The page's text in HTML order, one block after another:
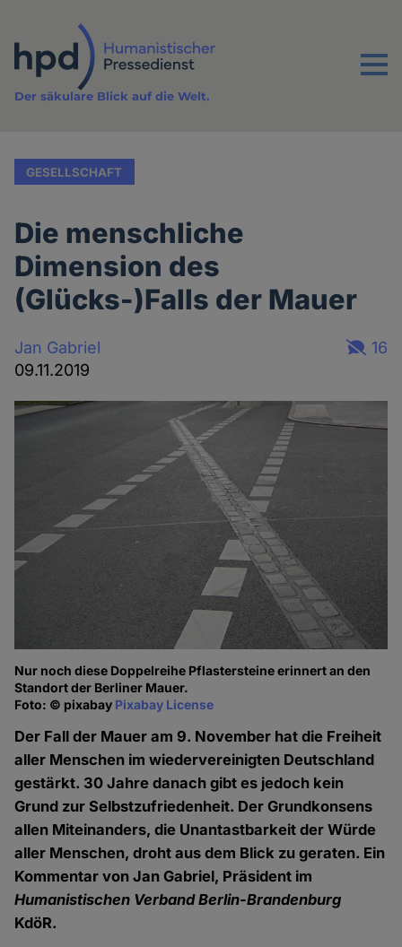
Inhalt
Menu
Der säkulare Blick auf die Welt.
GESELLSCHAFT
Die menschliche
Dimension des
(Glücks-)Falls der Mauer
Jan Gabriel
09.11.2019
16
Nur noch diese Doppelreihe Pflastersteine erinnert an den
Standort der Berliner Mauer.
Foto: © pixabay Pixabay License
Der Fall der Mauer am 9. November hat die Freiheit
aller Menschen im wiedervereinigten Deutschland
gestärkt. 30 Jahre danach gibt es jedoch kein
Grund zur Selbstzufriedenheit. Der Grundkonsens
allen Miteinanders, die Unantastbarkeit der Würde
aller Menschen, droht aus dem Blick zu geraten. Ein
Kommentar von Jan Gabriel, Präsident im
Humanistischen Verband Berlin-Brandenburg
KdöR.